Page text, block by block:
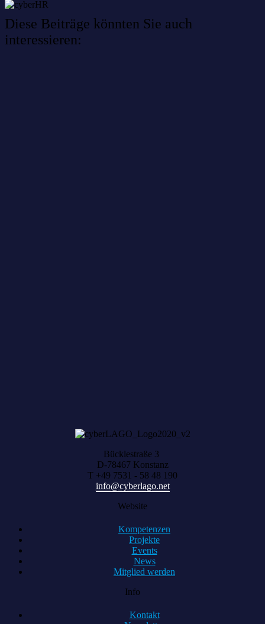
Diese Beiträge könnten Sie auch
interessieren:
Bücklestraße 3
D-78467 Konstanz
T +49 7531 - 58 48 190
info@cyberlago.net
Website
Kompetenzen
Projekte
Events
News
Mitglied werden
Info
Kontakt